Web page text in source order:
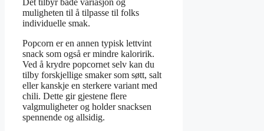
muligheten til å tilpasse til folks
individuelle smak.
Popcorn er en annen typisk lettvint
snack som også er mindre kaloririk.
Ved å krydre popcornet selv kan du
tilby forskjellige smaker som søtt, salt
eller kanskje en sterkere variant med
chili. Dette gir gjestene flere
valgmuligheter og holder snacksen
spennende og allsidig.